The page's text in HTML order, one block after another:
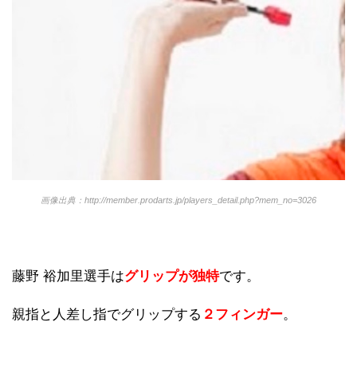
画像出典：http://member.prodarts.jp/players_detail.php?mem_no=3026
藤野 裕加里選手はグリップが独特です。
親指と人差し指でグリップする ２フィンガー。